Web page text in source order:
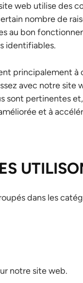
web utilise des
nombre de
au bon
identifiables.
principalement
avec notre site
sont pertinentes
et à
dans les
notre site web.